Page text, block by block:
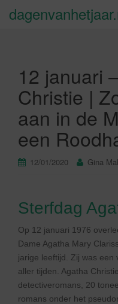
12 januari
Christie |
aan in de
een
12/01/2020 Gina
Sterfdag
Op 12 januari 1976
Dame Agatha Mary
jarige leeftijd. Zij was een
aller tijden. Agatha
detectiveromans, 20
romans onder het